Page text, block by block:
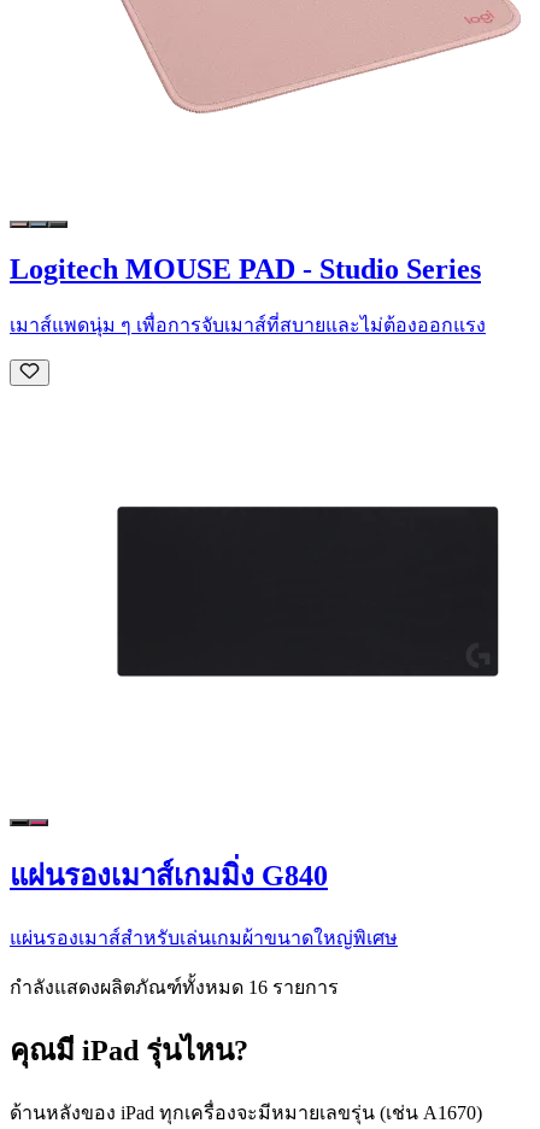
Logitech MOUSE PAD - Studio Series
เมาส์แพดนุ่ม ๆ เพื่อการจับเมาส์ที่สบายและไม่ต้องออกแรง
แผ่นรองเมาส์เกมมิ่ง G840
แผ่นรองเมาส์สําหรับเล่นเกมผ้าขนาดใหญ่พิเศษ
กำลังแสดงผลิตภัณฑ์ทั้งหมด 16 รายการ
คุณมี iPad รุ่นไหน?
ด้านหลังของ iPad ทุกเครื่องจะมีหมายเลขรุ่น (เช่น A1670)